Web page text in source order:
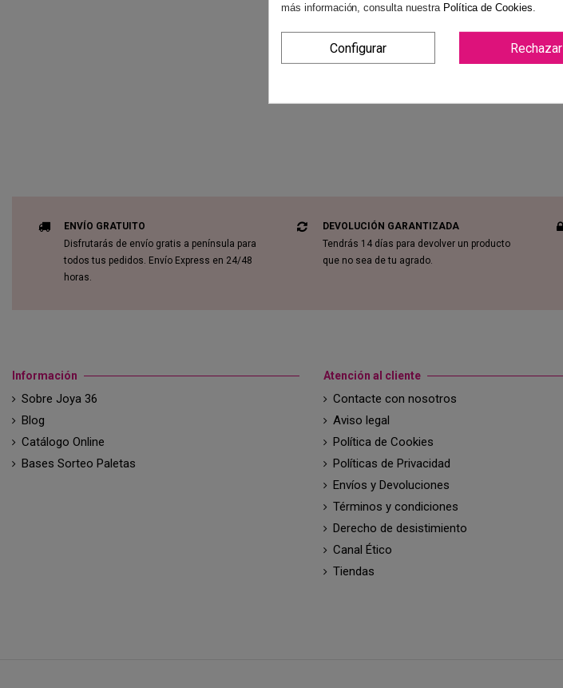
ENVÍO GRATUITO
Disfrutarás de envío gratis a península para
todos tus pedidos. Envío Express en 24/48
horas.
DEVOLUCIÓN GARANTIZADA
Tendrás 14 días para devolver un producto
que no sea de tu agrado.
Información
Sobre Joya 36
Blog
Catálogo Online
Bases Sorteo Paletas
Atención al cliente
Contacte con nosotros
Aviso legal
Política de Cookies
Políticas de Privacidad
Envíos y Devoluciones
Términos y condiciones
Derecho de desistimiento
Canal Ético
Tiendas
más información, consulta nuestra Política de Cookies
Configurar Rechazar